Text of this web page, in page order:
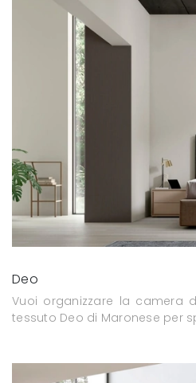
Deo
Vuoi organizzare la camera
tessuto Deo di Maronese per